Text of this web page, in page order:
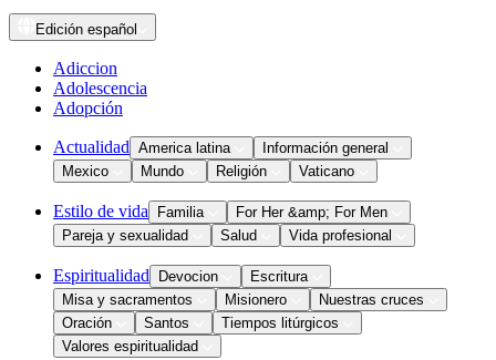
Edición español
Adiccion
Adolescencia
Adopción
Actualidad America latina
Información general
Mexico
Mundo Religión Vaticano
Estilo de vida Familia
For Her &amp; For Men
Pareja y sexualidad
Salud Vida profesional
Espiritualidad Devocion
Escritura
Misa y sacramentos
Misionero
Nuestras cruces
Oración
Santos
Tiempos litúrgicos
Valores espiritualidad